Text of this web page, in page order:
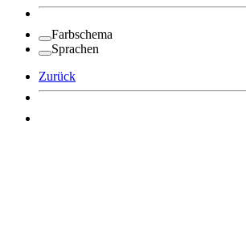
Farbschema
Sprachen
Zurück